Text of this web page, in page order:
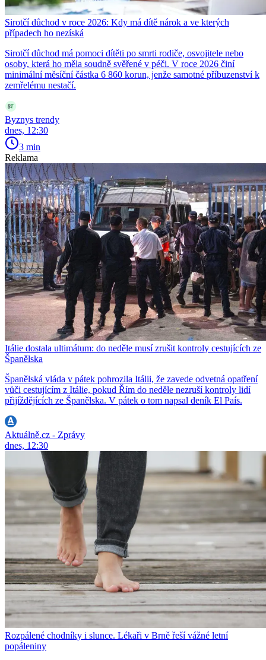
Sirotčí důchod v roce 2026: Kdy má dítě nárok a ve kterých
případech ho nezíská
Sirotčí důchod má pomoci dítěti po smrti rodiče, osvojitele nebo
osoby, která ho měla soudně svěřené v péči. V roce 2026 činí
minimální měsíční částka 6 860 korun, jenže samotné příbuzenství k
zemřelému nestačí.
Byznys trendy
dnes, 12:30
3 min
Reklama
Itálie dostala ultimátum: do neděle musí zrušit kontroly cestujících ze
Španělska
Španělská vláda v pátek pohrozila Itálii, že zavede odvetná opatření
vůči cestujícím z Itálie, pokud Řím do neděle nezruší kontroly lidí
přijíždějících ze Španělska. V pátek o tom napsal deník El País.
Aktuálně.cz - Zprávy
dnes, 12:30
Rozpálené chodníky i slunce. Lékaři v Brně řeší vážné letní
popáleniny